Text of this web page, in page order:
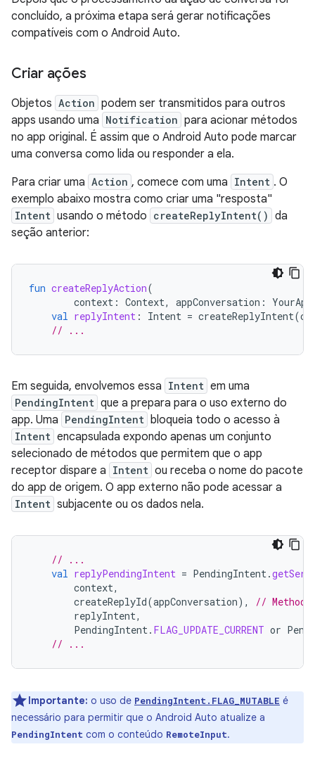
concluído, a próxima etapa será gerar notificações
compatíveis com o Android Auto.
Criar ações
Objetos Action podem ser transmitidos para outros
apps usando uma Notification para acionar métodos
no app original. É assim que o Android Auto pode marcar
uma conversa como lida ou responder a ela.
Para criar uma Action , comece com uma Intent . O
exemplo abaixo mostra como criar uma "resposta"
Intent usando o método createReplyIntent() da
seção anterior:
fun createReplyAction(
context : Context, appConversation :
val replyIntent : Intent = createReplyIntent(
// ...
Em seguida, envolvemos essa Intent em uma
PendingIntent que a prepara para o uso externo do
app. Uma PendingIntent bloqueia todo o acesso à
Intent encapsulada expondo apenas um conjunto
selecionado de métodos que permitem que o app
receptor dispare a Intent ou receba o nome do pacote
do app de origem. O app externo não pode acessar a
Intent subjacente ou os dados nela.
// ...
val replyPendingIntent = PendingIntent.
context,
createReplyId(appConversation),
// Method
replyIntent,
PendingIntent. FLAG_UPDATE_CURRENT or
// ...
Importante: o uso de PendingIntent.FLAG_MUTABLE é
necessário para permitir que o Android Auto atualize a
PendingIntent com o conteúdo RemoteInput.